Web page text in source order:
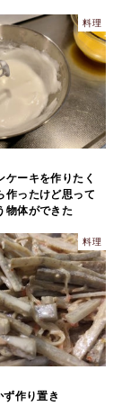
料理
ケーキを作りたく
作ったけど思って
物体ができた
料理
作り置き